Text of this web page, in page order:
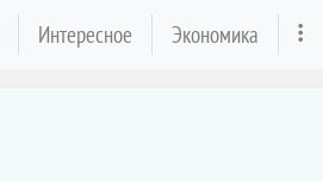
Интересное Экономика